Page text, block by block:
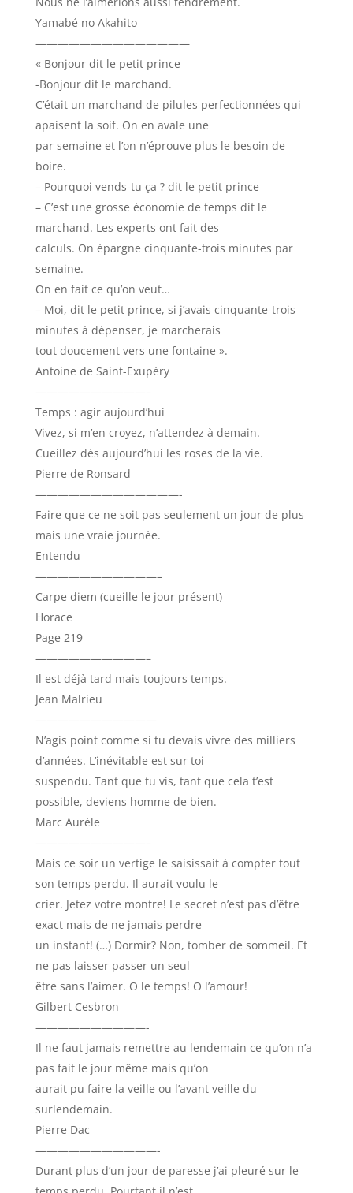
Yamabé no Akahito
——————————————
« Bonjour dit le petit prince
-Bonjour dit le marchand.
C’était un marchand de pilules perfectionnées qui
apaisent la soif. On en avale une
par semaine et l’on n’éprouve plus le besoin de
boire.
– Pourquoi vends-tu ça ? dit le petit prince
– C’est une grosse économie de temps dit le
marchand. Les experts ont fait des
calculs. On épargne cinquante-trois minutes par
semaine.
On en fait ce qu’on veut…
– Moi, dit le petit prince, si j’avais cinquante-trois
minutes à dépenser, je marcherais
tout doucement vers une fontaine ».
Antoine de Saint-Exupéry
——————————–
Temps : agir aujourd’hui
Vivez, si m’en croyez, n’attendez à demain.
Cueillez dès aujourd’hui les roses de la vie.
Pierre de Ronsard
—————————————-
Faire que ce ne soit pas seulement un jour de plus
mais une vraie journée.
Entendu
———————————–
Carpe diem (cueille le jour présent)
Horace
Page 219
——————————–
Il est déjà tard mais toujours temps.
Jean Malrieu
———————————
N’agis point comme si tu devais vivre des milliers
d’années. L’inévitable est sur toi
suspendu. Tant que tu vis, tant que cela t’est
possible, deviens homme de bien.
Marc Aurèle
——————————–
Mais ce soir un vertige le saisissait à compter tout
son temps perdu. Il aurait voulu le
crier. Jetez votre montre! Le secret n’est pas d’être
exact mais de ne jamais perdre
un instant! (…) Dormir? Non, tomber de sommeil. Et
ne pas laisser passer un seul
être sans l’aimer. O le temps! O l’amour!
Gilbert Cesbron
——————————-
Il ne faut jamais remettre au lendemain ce qu’on n’a
pas fait le jour même mais qu’on
aurait pu faire la veille ou l’avant veille du
surlendemain.
Pierre Dac
———————————-
Durant plus d’un jour de paresse j’ai pleuré sur le